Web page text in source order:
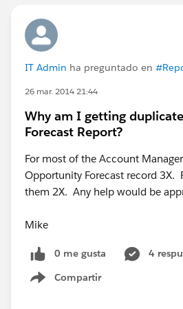
IT Admin ha preguntado en
26 mar. 2014 21:44
Why am I getting
Forecast Report?
For most of the Account
Opportunity Forecast record 3X.
them 2X. Any help would be
Mike
0 me gusta
4
Compartir
Show menu